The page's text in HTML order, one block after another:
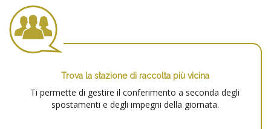
Trova la stazione di raccolta più vicina
Ti permette di gestire il conferimento a seconda degli
spostamenti e degli impegni della giornata.